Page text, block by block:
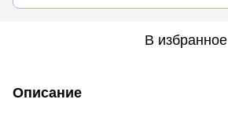
В избранное
Описание